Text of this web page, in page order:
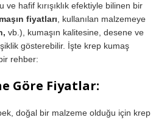
hafif kırışıklık efektiyle bilinen bir
fiyatları, kullanılan malzemeye
vb.), kumaşın kalitesine, desene ve
gösterebilir. İşte krep kumaş
rehber:
Göre Fiyatlar:
doğal bir malzeme olduğu için krep